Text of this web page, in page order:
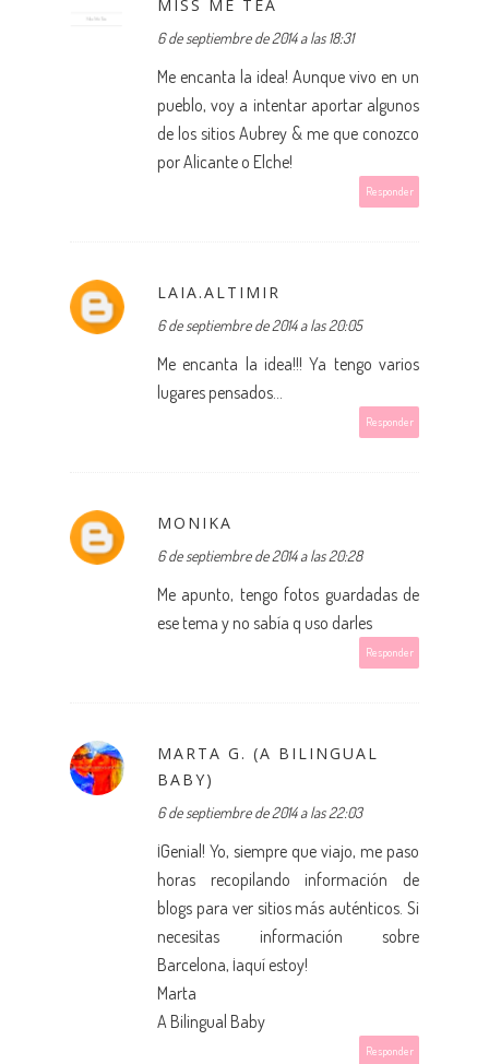
MISS ME TEA
6 de septiembre de 2014 a las 18:31
Me encanta la idea! Aunque vivo en un
pueblo, voy a intentar aportar algunos
de los sitios Aubrey & me que conozco
por Alicante o Elche!
Responder
LAIA.ALTIMIR
6 de septiembre de 2014 a las 20:05
Me encanta la idea!!! Ya tengo varios
lugares pensados...
Responder
MONIKA
6 de septiembre de 2014 a las 20:28
Me apunto, tengo fotos guardadas de
ese tema y no sabía q uso darles
Responder
MARTA G. (A BILINGUAL
BABY)
6 de septiembre de 2014 a las 22:03
¡Genial! Yo, siempre que viajo, me paso
horas recopilando información de
blogs para ver sitios más auténticos. Si
necesitas información sobre
Barcelona, ¡aquí estoy!
Marta
A Bilingual Baby
Responder